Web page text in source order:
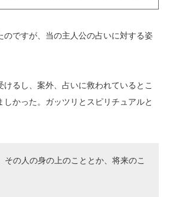
ですが、当の主人公の占いに対する姿
るし、案外、占いに救われているとこ
かった。ガッツリとスピリチュアルと
その人の身の上のこととか、将来のこ